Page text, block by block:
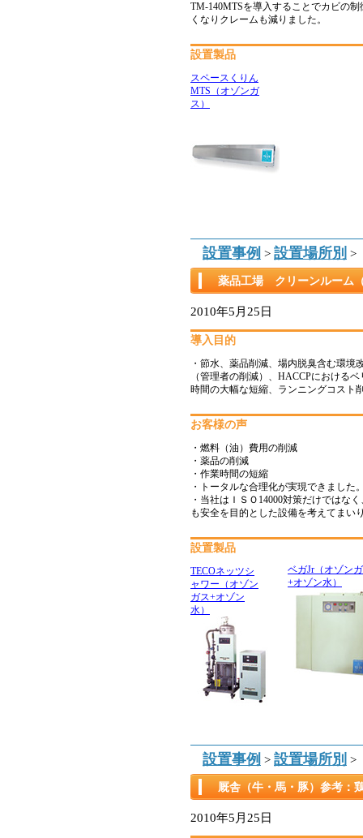
TM-140MTSを導入することでカビの
くなりクレームも減りました。
設置製品
スペースくりん
MTS（オゾンガ
ス）
設置事例 > 設置場所別 >
薬品工場 クリーンルーム
2010年5月25日
導入目的
・節水、薬品削減、場内脱臭含む環境
（管理者の削減）、HACCPにおける
時間の大幅な短縮、ランニングコスト
お客様の声
・燃料（油）費用の削減
・薬品の削減
・作業時間の短縮
・トータルな合理化が実現できました
・当社はＩＳＯ14000対策だけではな
も安全を目的とした設備を考えてまい
設置製品
TECOネッツシ
ャワー（オゾン
ガス+オゾン
水）
ベガJr（オゾン
+オゾン水）
設置事例 > 設置場所別 >
厩舎（牛・馬・豚）参考：
2010年5月25日